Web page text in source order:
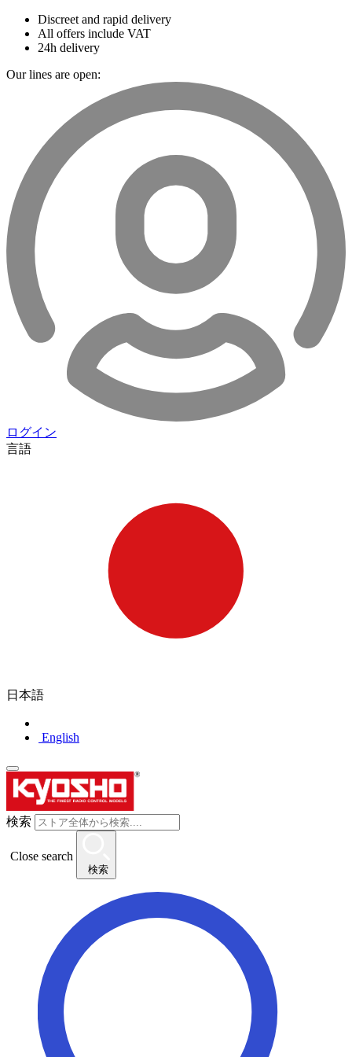
Discreet and rapid delivery
All offers include VAT
24h delivery
Our lines are open:
ログイン
言語
日本語
English
検索
Close search
検索